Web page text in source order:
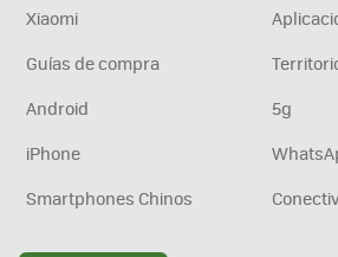
Xiaomi
Guías de compra
Android
5g
iPhone
Smartphones Chinos